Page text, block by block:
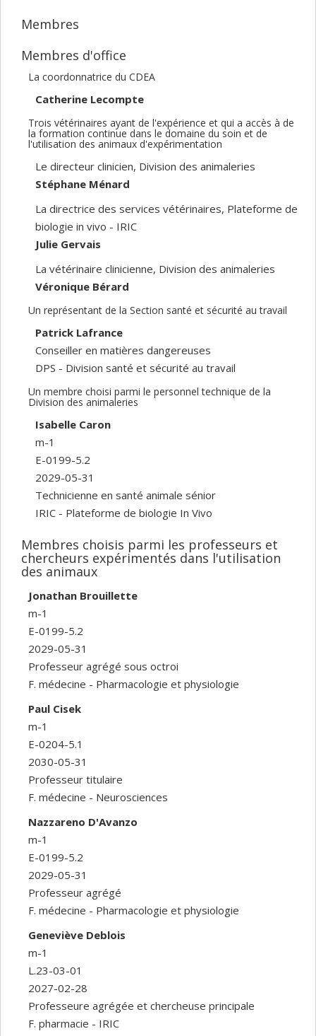
Membres
Membres d'office
La coordonnatrice du CDEA
Catherine Lecompte
Trois vétérinaires ayant de l'expérience et qui a accès à de
la formation continue dans le domaine du soin et de
l'utilisation des animaux d'expérimentation
Le directeur clinicien, Division des animaleries
Stéphane Ménard
La directrice des services vétérinaires, Plateforme de
biologie in vivo - IRIC
Julie Gervais
La vétérinaire clinicienne, Division des animaleries
Véronique Bérard
Un représentant de la Section santé et sécurité au travail
Patrick Lafrance
Conseiller en matières dangereuses
DPS - Division santé et sécurité au travail
Un membre choisi parmi le personnel technique de la
Division des animaleries
Isabelle Caron
m-1
E-0199-5.2
2029-05-31
Technicienne en santé animale sénior
IRIC - Plateforme de biologie In Vivo
Membres choisis parmi les professeurs et
chercheurs expérimentés dans l'utilisation
des animaux
Jonathan Brouillette
m-1
E-0199-5.2
2029-05-31
Professeur agrégé sous octroi
F. médecine - Pharmacologie et physiologie
Paul Cisek
m-1
E-0204-5.1
2030-05-31
Professeur titulaire
F. médecine - Neurosciences
Nazzareno D'Avanzo
m-1
E-0199-5.2
2029-05-31
Professeur agrégé
F. médecine - Pharmacologie et physiologie
Geneviève Deblois
m-1
L.23-03-01
2027-02-28
Professeure agrégée et chercheuse principale
F. pharmacie - IRIC